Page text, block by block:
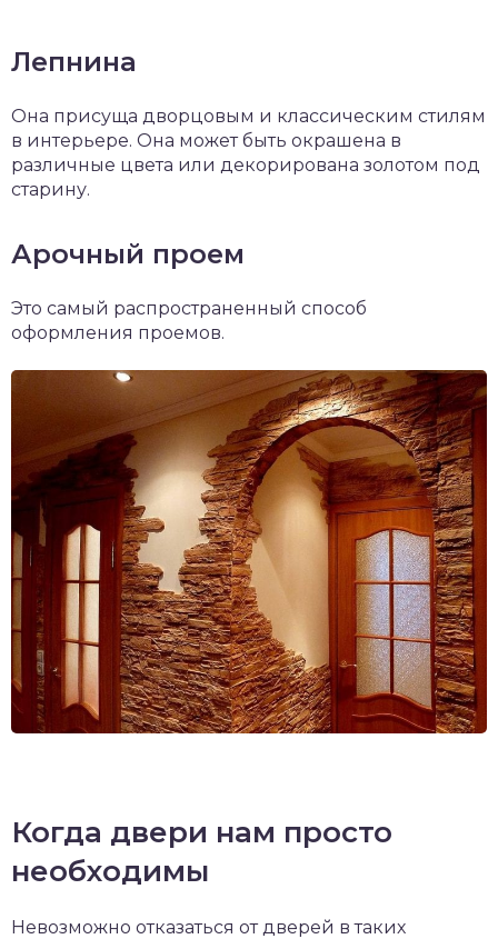
Лепнина
Она присуща дворцовым и классическим стилям
в интерьере. Она может быть окрашена в
различные цвета или декорирована золотом под
старину.
Арочный проем
Это самый распространенный способ
оформления проемов.
Когда двери нам просто
необходимы
Невозможно отказаться от дверей в таких